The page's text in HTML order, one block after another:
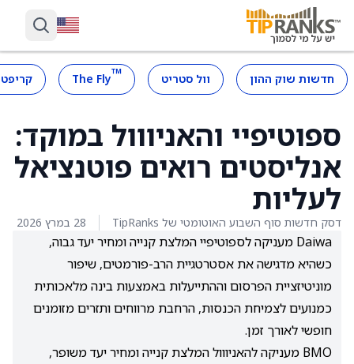
חדשות שוק ההון וול סטריט ™
The Fly
ספוטיפיי והאניווול במוקד:
אנליסטים רואים פוטנציאל
לעליות
דסק חדשות סוף השבוע האוטומטי של TipRanks 28 במרץ 2026
Daiwa מעניקה לספוטיפיי המלצת קנייה ומחיר יעד גבוה,
כשהיא מדגישה את אסטרטגיית הרב-פורמטים, שיפור
מוניטיזציית הפרסום וההתייעלות באמצעות בינה מלאכותית
כמנועים לצמיחת הכנסות, הרחבת מרווחים ותזרים מזומנים
חופשי לאורך זמן.
BMO מעניקה להאניווול המלצת קנייה ומחיר יעד משופר,